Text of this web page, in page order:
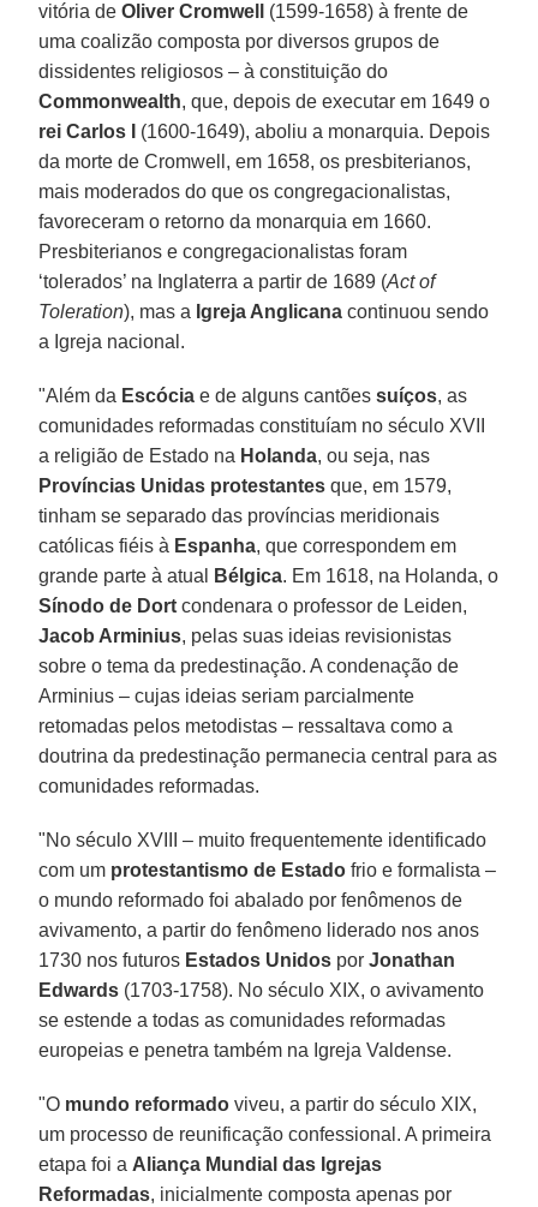
vitória deOliver Cromwell
(1599-1658) à frente de
uma coalizão composta por diversos grupos de
dissidentes religiosos – à constituição do
Commonwealth, que, depois de executar em 1649 o
rei Carlos I
(1600-1649), aboliu a monarquia. Depois
da morte de Cromwell, em 1658, os presbiterianos,
mais moderados do que os congregacionalistas,
favoreceram o retorno da monarquia em 1660.
Presbiterianos e congregacionalistas foram
‘tolerados’ na Inglaterra a partir de 1689 (Act of
Toleration), mas a Igreja Anglicana continuou sendo
a Igreja nacional.
"Além da Escócia e de alguns cantõessuíços, as
comunidades reformadas constituíam no século XVII
a religião de Estado na Holanda, ou seja, nas
Províncias Unidas protestantes que, em 1579,
tinham se separado das províncias meridionais
católicas fiéis à Espanha, que correspondem em
grande parte à atual
Bélgica. Em 1618, na Holanda, o
Sínodo de Dort condenara o professor de Leiden,
Jacob Arminius, pelas suas ideias revisionistas
sobre o tema da predestinação. A condenação de
Arminius – cujas ideias seriam parcialmente
retomadas pelos metodistas – ressaltava como a
doutrina da predestinação permanecia central para as
comunidades reformadas.
"No século XVIII – muito frequentemente identificado
com um protestantismo de Estado frio e formalista –
o mundo reformado foi abalado por fenômenos de
avivamento, a partir do fenômeno liderado nos anos
1730 nos futuros Estados Unidos porJonathan
Edwards (1703-1758). No século XIX, o avivamento
se estende a todas as comunidades reformadas
europeias e penetra também na Igreja Valdense.
"O mundo reformado viveu, a partir do século XIX,
um processo de reunificação confessional. A primeira
etapa foi a Aliança Mundial das Igrejas
Reformadas, inicialmente composta apenas por